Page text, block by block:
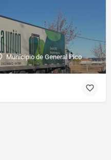
Municipio de General Pico